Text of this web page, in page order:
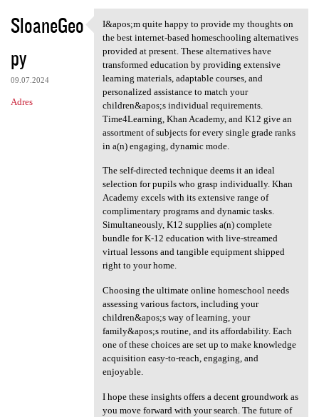
SloaneGeo
py
09.07.2024
Adres
I&apos;m quite happy to
I&apos;m quite happy to provide my thoughts on
the best internet-based homeschooling alternatives
provided at present. These alternatives have
transformed education by providing extensive
learning materials, adaptable courses, and
personalized assistance to match your
children&apos;s individual requirements.
Time4Learning, Khan Academy, and K12 give an
assortment of subjects for every single grade ranks
in a(n) engaging, dynamic mode.
The self-directed technique deems it an ideal
selection for pupils who grasp individually. Khan
Academy excels with its extensive range of
complimentary programs and dynamic tasks.
Simultaneously, K12 supplies a(n) complete
bundle for K-12 education with live-streamed
virtual lessons and tangible equipment shipped
right to your home.
Choosing the ultimate online homeschool needs
assessing various factors, including your
children&apos;s way of learning, your
family&apos;s routine, and its affordability. Each
one of these choices are set up to make knowledge
acquisition easy-to-reach, engaging, and
enjoyable.
I hope these insights offers a decent groundwork as
you move forward with your search. The future of